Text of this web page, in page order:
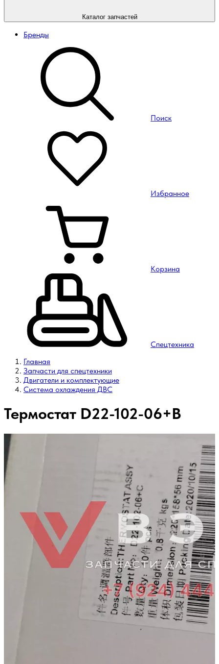
Каталогзапчастей
Бренды
Поиск
Избранное
Корзина
Спецтехника
Главная
Запчасти для спецтехники
Двигатели и комплектующие
Система охлаждения ДВС
Термостат D22-102-06+B